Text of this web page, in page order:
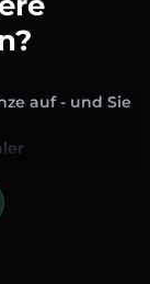
auf - und Sie
etablierte
trendige